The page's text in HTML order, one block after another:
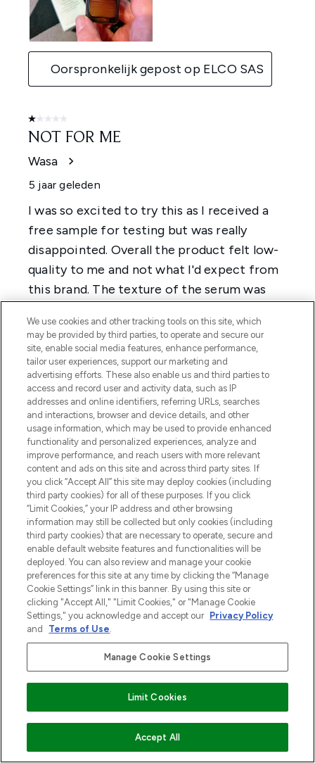
VOEG TOE AAN WINKELMANDJE
We use cookies and other tracking tools on this site, which
may be provided by third parties, to operate and secure our
site, enable social media features, enhance performance,
tailor user experiences, support our marketing and
advertising efforts. These also enable us and third parties to
access and record user and activity data, such as IP
addresses and online identifiers, referring URLs, searches
and interactions, browser and device details, and other
usage information, which may be used to provide enhanced
functionality and personalized experiences, analyze and
improve performance, and reach users with more relevant
content and ads on this site and across third party sites. If
you click “Accept All” this site may deploy cookies (including
third party cookies) for all of these purposes. If you click
“Limit Cookies,” your IP address and other browsing
information may still be collected but only cookies (including
third party cookies) that are necessary to operate, secure and
enable default website features and functionalities will be
deployed. You can also review and manage your cookie
preferences for this site at any time by clicking the “Manage
Cookie Settings” link in this banner. By using this site or
clicking "Accept All," "Limit Cookies," or "Manage Cookie
Settings," you acknowledge and accept our Privacy Policy
and
Terms of Use.
Manage Cookie Settings
Limit Cookies
Accept All